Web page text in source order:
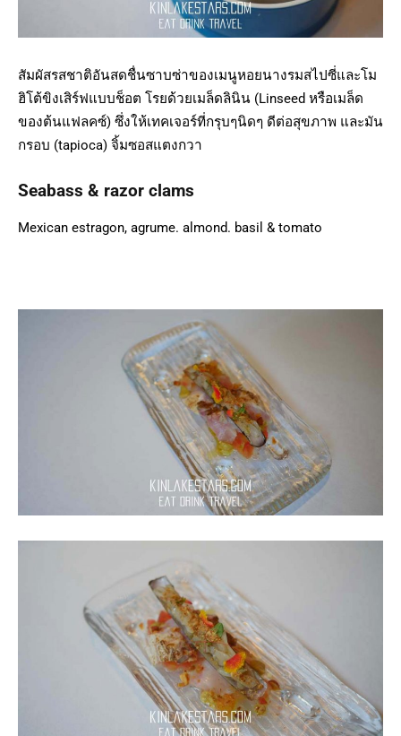
สัมผัสรสชาติอันสดชื่นซาบซ่าของเมนูหอยนางรมสไปซี่และโม
ฮิโต้ขิงเสิร์ฟแบบช็อต โรยด้วยเมล็ดลินิน (Linseed หรือเมล็ด
ของต้นแฟลคซ์) ซึ่งให้เทคเจอร์ที่กรุบๆนิดๆ ดีต่อสุขภาพ และมัน
กรอบ (tapioca) จิ้มซอสแตงกวา
Seabass & razor clams
Mexican estragon, agrume. almond. basil & tomato